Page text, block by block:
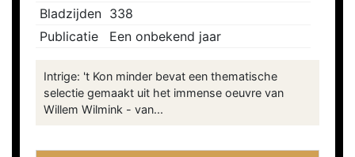
Bladzijden 338
Publicatie
Een onbekend jaar
Intrige: 't Kon minder bevat een thematische
selectie gemaakt uit het immense oeuvre van
Willem Wilmink - van...